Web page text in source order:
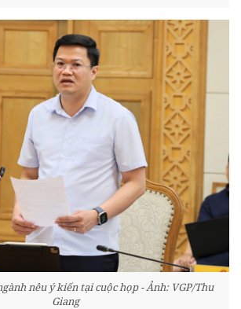
nêu ý kiến tại cuộc họp - Ảnh: VGP/Thu
Giang